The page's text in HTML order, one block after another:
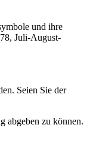
und ihre
Juli-August-
Seien Sie der
abgeben zu können.